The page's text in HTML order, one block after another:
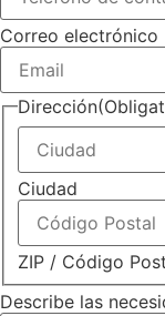
Correo electrónico
Dirección
Ciudad
ZIP / Código
Describe las